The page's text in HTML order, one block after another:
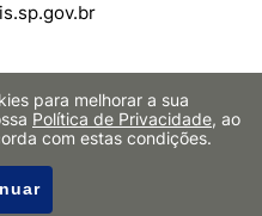
para melhorar a sua
Política de Privacidade, ao
com estas condições.